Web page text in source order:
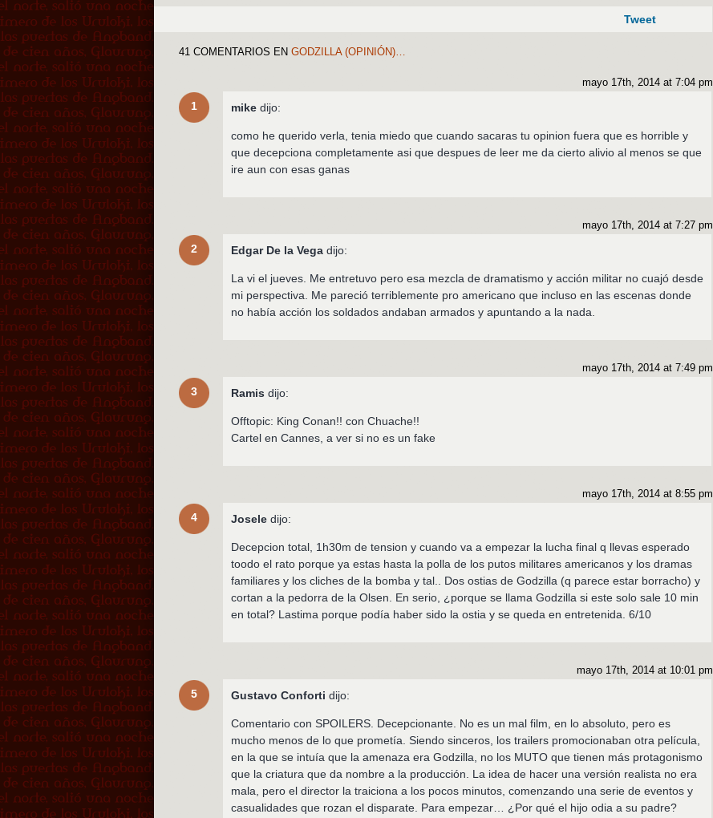
Tweet
41 COMENTARIOS EN GODZILLA (OPINIÓN)…
1
mayo 17th, 2014 at 7:04 pm
mike dijo:
como he querido verla, tenia miedo que cuando sacaras tu opinion fuera que es horrible y
que decepciona completamente asi que despues de leer me da cierto alivio al menos se que
ire aun con esas ganas
2
mayo 17th, 2014 at 7:27 pm
Edgar De la Vega dijo:
La vi el jueves. Me entretuvo pero esa mezcla de dramatismo y acción militar no cuajó desde
mi perspectiva. Me pareció terriblemente pro americano que incluso en las escenas donde
no había acción los soldados andaban armados y apuntando a la nada.
3
mayo 17th, 2014 at 7:49 pm
Ramis dijo:
Offtopic: King Conan!! con Chuache!!
Cartel en Cannes, a ver si no es un fake
4
mayo 17th, 2014 at 8:55 pm
Josele dijo:
Decepcion total, 1h30m de tension y cuando va a empezar la lucha final q llevas esperado
toodo el rato porque ya estas hasta la polla de los putos militares americanos y los dramas
familiares y los cliches de la bomba y tal.. Dos ostias de Godzilla (q parece estar borracho) y
cortan a la pedorra de la Olsen. En serio, ¿porque se llama Godzilla si este solo sale 10 min
en total? Lastima porque podía haber sido la ostia y se queda en entretenida. 6/10
5
mayo 17th, 2014 at 10:01 pm
Gustavo Conforti dijo:
Comentario con SPOILERS. Decepcionante. No es un mal film, en lo absoluto, pero es
mucho menos de lo que prometía. Siendo sinceros, los trailers promocionaban otra película,
en la que se intuía que la amenaza era Godzilla, no los MUTO que tienen más protagonismo
que la criatura que da nombre a la producción. La idea de hacer una versión realista no era
mala, pero el director la traiciona a los pocos minutos, comenzando una serie de eventos y
casualidades que rozan el disparate. Para empezar… ¿Por qué el hijo odia a su padre?